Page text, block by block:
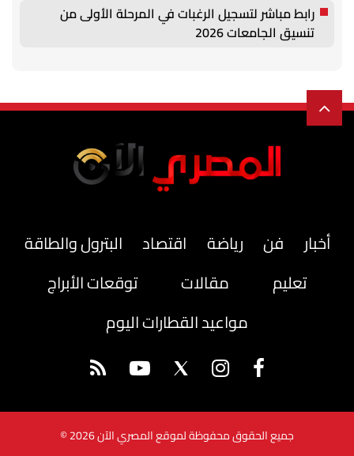
رابط مباشر لتسجيل الرغبات في المرحلة الأولى من
تنسيق الجامعات 2026
أخبار فن رياضة اقتصاد
البترول والطاقة
تعليم
مقالات
توقعات الأبراج
مواعيد القطارات اليوم
جميع الحقوق محفوظة لموقع المصري الآن 2026 ©